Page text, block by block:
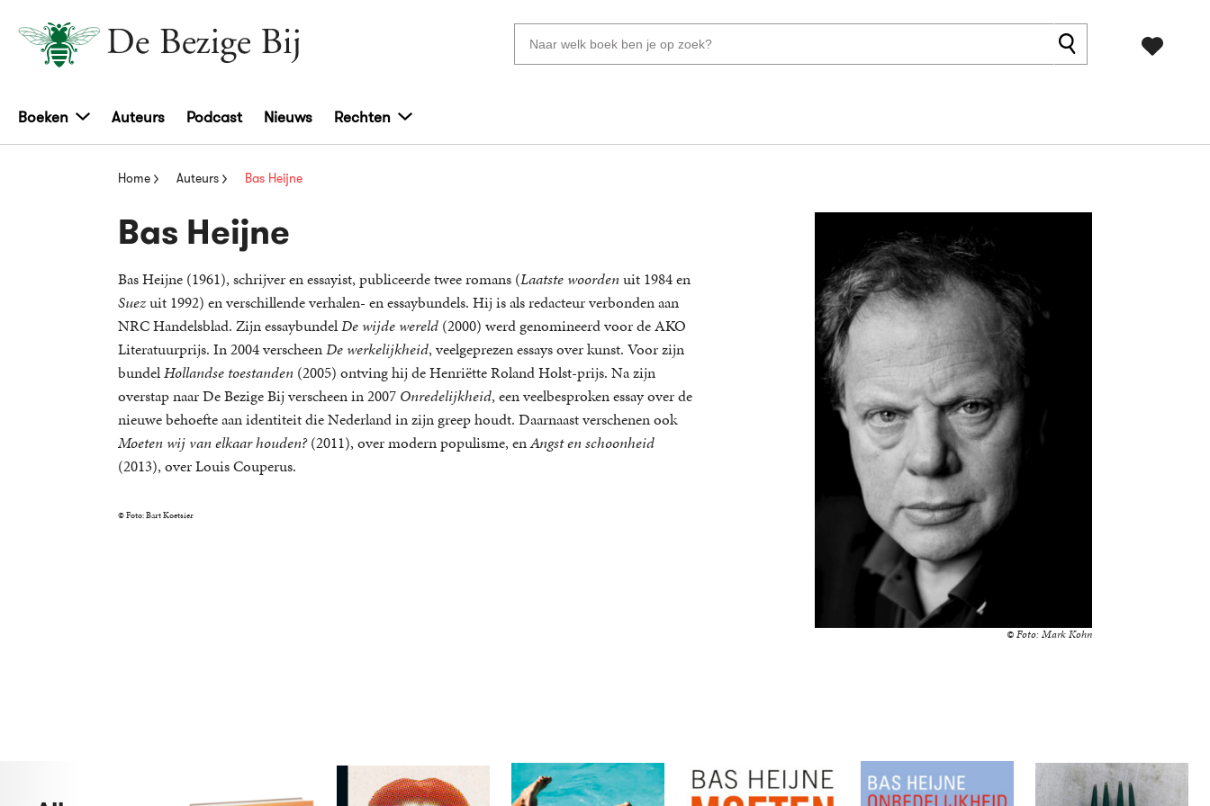
Zoeken
naar
uitgevers
Boeken Auteurs Podcast Nieuws Rechten
Home Auteurs Bas Heijne
© Foto: Mark Kohn
Bas Heijne
Bas Heijne (1961), schrijver en essayist, publiceerde twee romans (Laatste woordenuit 1984 en
Suezuit 1992) en verschillende verhalen- en essaybundels. Hij is als redacteur verbonden aan
NRC Handelsblad. Zijn essaybundelDe wijde wereld(2000) werd genomineerd voor de AKO
Literatuurprijs. In 2004 verscheenDe werkelijkheid, veelgeprezen essays over kunst. Voor zijn
bundelHollandse toestanden(2005) ontving hij de Henriëtte Roland Holst-prijs. Na zijn
overstap naar De Bezige Bij verscheen in 2007 Onredelijkheid, een veelbesproken essay over de
nieuwe behoefte aan identiteit die Nederland in zijn greep houdt. Daarnaast verschenen ook
Moeten wij van elkaar houden?(2011), over modern populisme, enAngst en schoonheid
(2013), over Louis Couperus.
© Foto: Bart Koetsier